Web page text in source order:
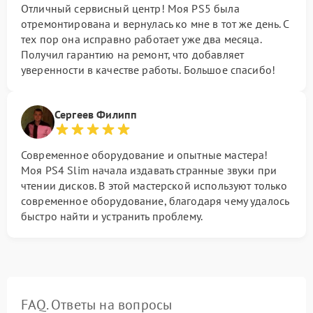
Отличный сервисный центр! Моя PS5 была
отремонтирована и вернулась ко мне в тот же день. С
тех пор она исправно работает уже два месяца.
Получил гарантию на ремонт, что добавляет
уверенности в качестве работы. Большое спасибо!
Сергеев Филипп
Современное оборудование и опытные мастера!
Моя PS4 Slim начала издавать странные звуки при
чтении дисков. В этой мастерской используют только
современное оборудование, благодаря чему удалось
быстро найти и устранить проблему.
FAQ. Ответы на вопросы